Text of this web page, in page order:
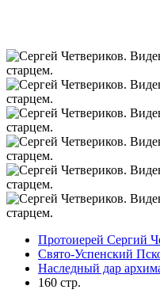
Протоиерей Сергий
Свято-Успенский
Наследный дар
160 стр.